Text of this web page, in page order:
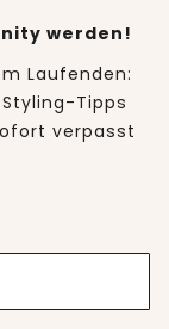
werden!
Laufenden:
Tipps
verpasst